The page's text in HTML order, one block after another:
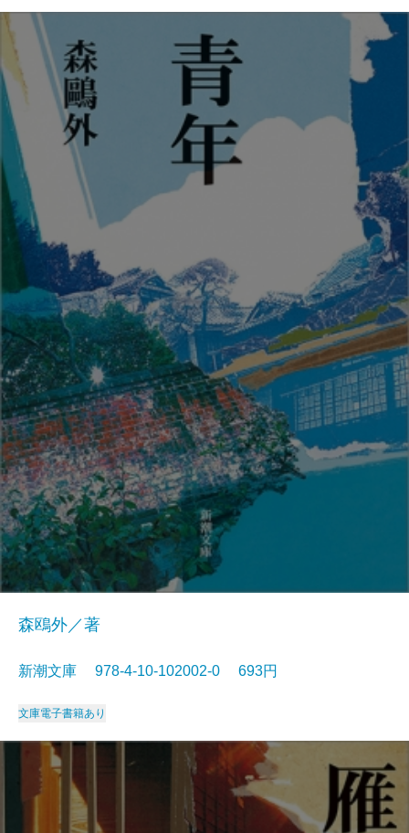
森鴎外／著
新潮文庫 978-4-10-102002-0 693円
文庫電子書籍あり